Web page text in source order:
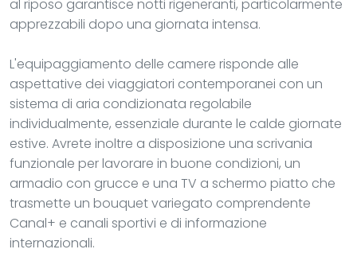
al riposo garantisce notti rigeneranti, particolarmente
apprezzabili dopo una giornata intensa.
L'equipaggiamento delle camere risponde alle
aspettative dei viaggiatori contemporanei con un
sistema di aria condizionata regolabile
individualmente, essenziale durante le calde giornate
estive. Avrete inoltre a disposizione una scrivania
funzionale per lavorare in buone condizioni, un
armadio con grucce e una TV a schermo piatto che
trasmette un bouquet variegato comprendente
Canal+ e canali sportivi e di informazione
internazionali.